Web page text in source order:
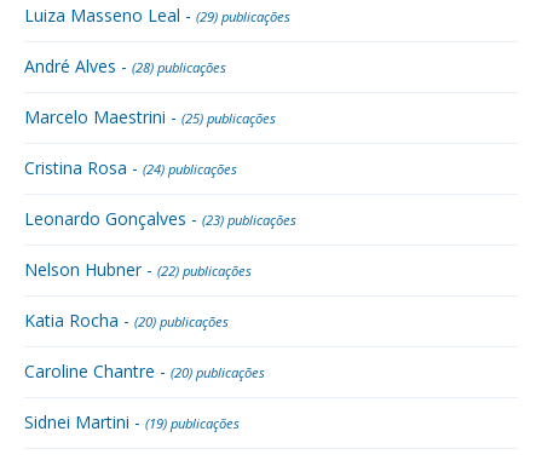
Luiza Masseno Leal - (29) publicações
André Alves - (28) publicações
Marcelo Maestrini - (25) publicações
Cristina Rosa - (24) publicações
Leonardo Gonçalves - (23) publicações
Nelson Hubner - (22) publicações
Katia Rocha - (20) publicações
Caroline Chantre - (20) publicações
Sidnei Martini - (19) publicações